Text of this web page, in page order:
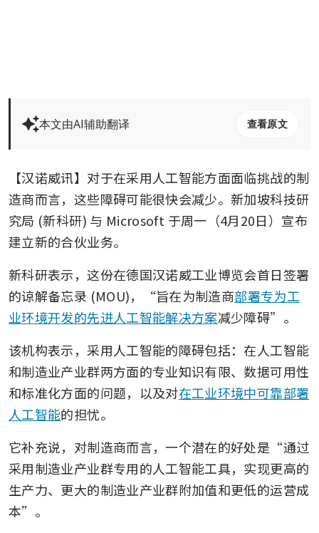
本文由AI辅助翻译 查看原文
【汉诺威讯】对于在采用人工智能方面面临挑战的制
造商而言，这些障碍可能很快会减少。新加坡科技研
究局 (新科研) 与 Microsoft 于周一（4月20日）宣布
建立新的合伙业务。
新科研表示，这份在德国汉诺威工业博览会首日签署
的谅解备忘录 (MOU)，“旨在为制造商部署专为工
业环境开发的先进人工智能解决方案减少障碍”。
该机构表示，采用人工智能的障碍包括：在人工智能
和制造业产业群两方面的专业知识有限、数据可用性
和标准化方面的问题，以及对在工业环境中可靠部署
人工智能的担忧。
它补充说，对制造商而言，一个潜在的好处是“通过
采用制造业产业群专用的人工智能工具，实现更高的
生产力、更大的制造业产业群附加值和更低的运营成
本”。